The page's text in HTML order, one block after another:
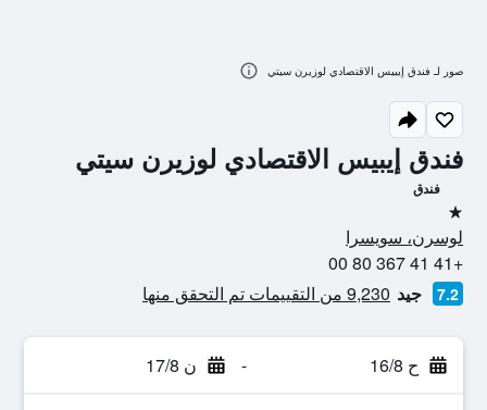
فندق إيبيس الاقتصادي لوزيرن سيتي
فندق
نجمة واحدة
لوسرن، سويسرا
+41 41 367 80 00
7.2 جيد 9,230 من التقييمات تم التحقق منها
ح 16/8 - ن 17/8
صور لـ فندق إيبيس الاقتصادي لوزيرن سيتي